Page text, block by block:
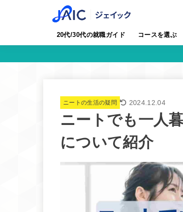
20代/30代の就職ガイド コースを選ぶ
ニートの生活の疑問 2024.12.04
ニートでも一人
について紹介